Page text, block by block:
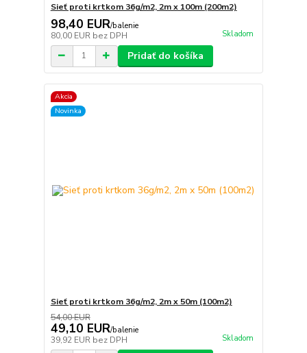
Sieť proti krtkom 36g/m2, 2m x 100m (200m2)
98,40 EUR/balenie
80,00 EUR bez DPH Skladom
Pridať do košíka
Akcia
Novinka
Sieť proti krtkom 36g/m2, 2m x 50m (100m2)
54,00 EUR
49,10 EUR/balenie
39,92 EUR bez DPH Skladom